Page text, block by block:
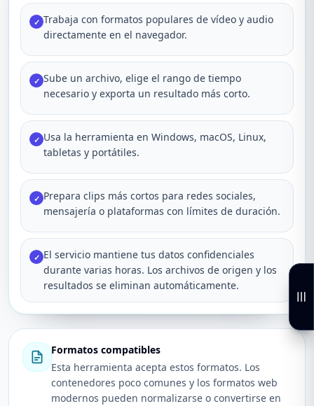
✓ Trabaja con formatos populares de vídeo y audio
directamente en el navegador.
✓ Sube un archivo, elige el rango de tiempo
necesario y exporta un resultado más corto.
✓ Usa la herramienta en Windows, macOS, Linux,
tabletas y portátiles.
✓ Prepara clips más cortos para redes sociales,
mensajería o plataformas con límites de duración.
✓ El servicio mantiene tus datos confidenciales
durante varias horas. Los archivos de origen y los
resultados se eliminan automáticamente.
Formatos compatibles
Esta herramienta acepta estos formatos. Los
contenedores poco comunes y los formatos web
modernos pueden normalizarse o convertirse en